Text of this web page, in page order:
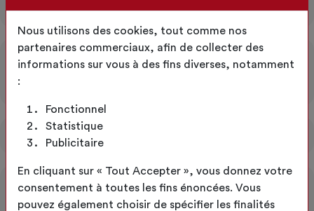
Nous utilisons des cookies, tout comme nos
partenaires commerciaux, afin de collecter des
informations sur vous à des fins diverses, notamment
:
Fonctionnel
Statistique
Publicitaire
En cliquant sur « Tout Accepter », vous donnez votre
consentement à toutes les fins énoncées. Vous
pouvez également choisir de spécifier les finalités
Accessoires Bâche de tonnelle
Accessoires Toile acoustique